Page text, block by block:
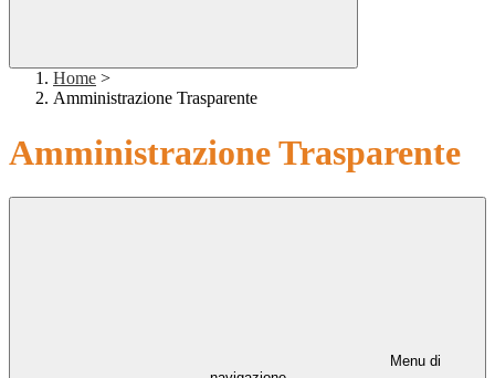
Home >
Amministrazione Trasparente
Amministrazione Trasparente
Menu di